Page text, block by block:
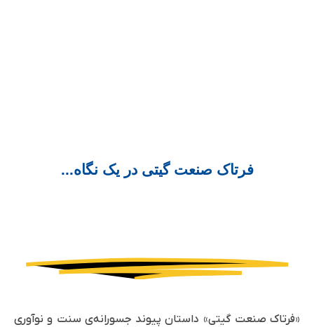
فرتاک صنعت گیتی در یک نگاه...
«فرتاک صنعت گیتی» داستان پیوند جسورانه‌ی سنت و نوآوری